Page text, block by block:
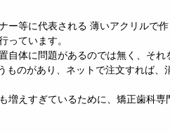
ー等に代表される 薄いアクリルで
っています。
体に問題があるのでは無く、それ
のがあり、ネットで注文すれば
増えすぎているために、矯正歯科